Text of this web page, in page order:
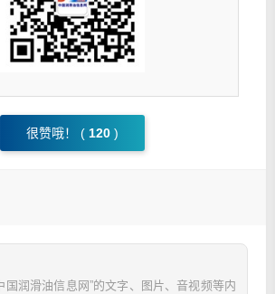
很赞哦！ ( 120 )
国润滑油信息网”的文字、图片、音视频等内